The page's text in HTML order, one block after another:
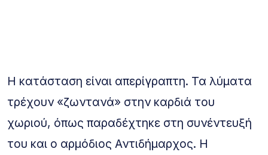
Η κατάσταση είναι απερίγραπτη. Τα λύματα
τρέχουν «ζωντανά» στην καρδιά του
χωριού, όπως παραδέχτηκε στη συνέντευξή
του και ο αρμόδιος Αντιδήμαρχος. Η